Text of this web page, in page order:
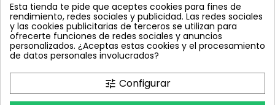
Etiquetas Populares
colmena vacuna arbol planta
placa
bombus terrestris
mosquero feromona
mariquita
amarillo sin carnet
inyecciones tronco
trampa cromática JED
tuta absoluta
lucha integrada polillero
Esta tienda te pide que aceptes cookies para fines de
rendimiento, redes sociales y publicidad. Las redes sociales
y las cookies publicitarias de terceros se utilizan para
ofrecerte funciones de redes sociales y anuncios
personalizados. ¿Aceptas estas cookies y el procesamiento
de datos personales involucrados?
tune Configurar